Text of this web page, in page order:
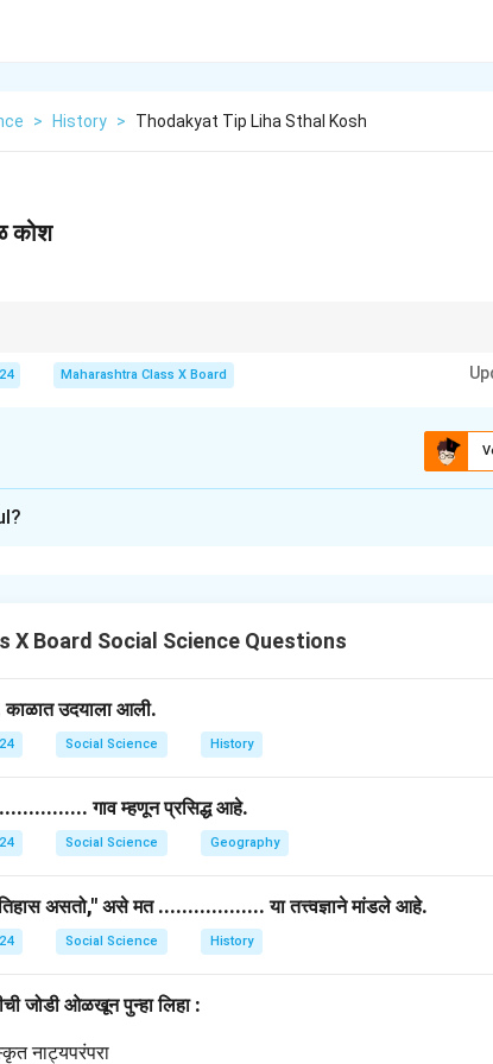
> History > Thodakyat Tip Liha Sthal Kosh
कोश
Maharashtra Class X Board
इत्यादींचा समावेश असतो.
स्थान निश्चित करण्यासाठी आणि त्या घटनेच्या भौगोलिक संदर्भाचे
कोशाचा एक उत्तम नमुना आहे.
चित्राव यांनी 'प्राचीन भारतीय स्थळकोश' रचला. या कोशातून
आणि भूगोल यांची सांगड घालून ऐतिहासिक घटनांचा अधिक सखोल
X Board Social Science Questions
उदयाला आली.
Social Science History
गाव म्हणून प्रसिद्ध आहे.
Social Science Geography
इतिहास असतो," असे मत .................. या तत्त्वज्ञाने मांडले आहे.
Social Science History
जोडी ओळखून पुन्हा लिहा :
नाट्यपरंपरा